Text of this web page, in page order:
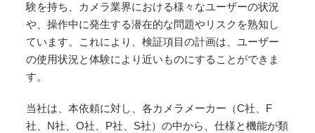
験を持ち、カメラ業界における様々なユーザーの状況
や、操作中に発生する潜在的な問題やリスクを熟知し
ています。これにより、検証項目の計画は、ユーザー
の使用状況と体験により近いものにすることができま
す。
当社は、本依頼に対し、各カメラメーカー（C社、F
社、N社、O社、P社、S社）の中から、仕様と機能が類